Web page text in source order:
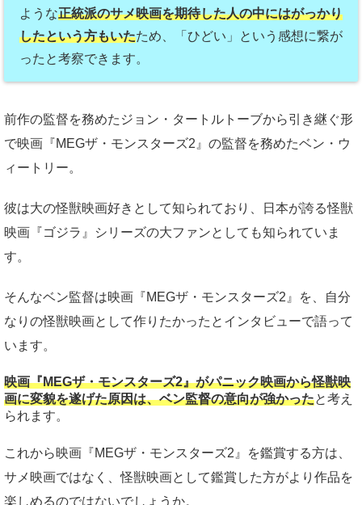
ような正統派のサメ映画を期待した人の中にはがっかり
したという方もいたため、「ひどい」という感想に繋が
ったと考察できます。
前作の監督を務めたジョン・タートルトーブから引き継ぐ形
で映画『MEGザ・モンスターズ2』の監督を務めたベン・ウ
ィートリー。
彼は大の怪獣映画好きとして知られており、日本が誇る怪獣
映画『ゴジラ』シリーズの大ファンとしても知られていま
す。
そんなベン監督は映画『MEGザ・モンスターズ2』を、自分
なりの怪獣映画として作りたかったとインタビューで語って
います。
映画『MEGザ・モンスターズ2』がパニック映画から怪獣映
画に変貌を遂げた原因は、ベン監督の意向が強かったと考え
られます。
これから映画『MEGザ・モンスターズ2』を鑑賞する方は、
サメ映画ではなく、怪獣映画として鑑賞した方がより作品を
楽しめるのではないでしょうか。